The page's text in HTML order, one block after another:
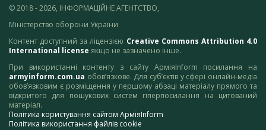
© 2018 - 2026, ІНФОРМАЦІЙНЕ АГЕНТСТВО,
Міністерство оборони України
Контент доступний за ліцензією Creative Commons Attribution 4.0
International license якщо не зазначено інше.
При використанні контенту з сайту АрміяInform посилання на
armyinform.com.ua обов’язкове. Для суб’єктів у сфері онлайн-медіа
обов’язковим є розміщення у першому абзаці матеріалу прямого та
відкритого для пошукових систем гіперпосилання на цитований
матеріал.
Політика користування сайтом АрміяInform
Політика використання файлів cookie